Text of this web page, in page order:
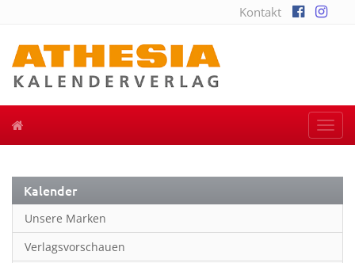
Kontakt
Kalender
Unsere Marken
Verlagsvorschauen